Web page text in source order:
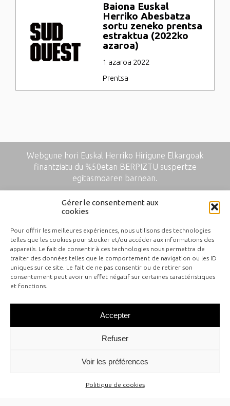
Gérer le consentement aux
cookies
Pour offrir les meilleures expériences, nous utilisons des technologies
telles que les cookies pour stocker et/ou accéder aux informations des
appareils. Le fait de consentir à ces technologies nous permettra de
traiter des données telles que le comportement de navigation ou les ID
uniques sur ce site. Le fait de ne pas consentir ou de retirer son
consentement peut avoir un effet négatif sur certaines caractéristiques
et fonctions.
Accepter
Refuser
Voir les préférences
Politique de cookies
Baiona Euskal
Herriko Abesbatza
sortu zeneko prentsa
estraktua (2022ko
azaroa)
1 azaroa 2022
Prentsa
Webgune hori Euskal Herriko Hirigune Elkargoak
finantziatu du %50etan BERPIZTU suspertze
egitasmoaren barnean.
Kontaktua